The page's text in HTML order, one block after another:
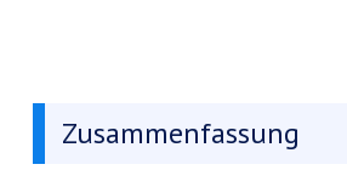
Zusammenfassung